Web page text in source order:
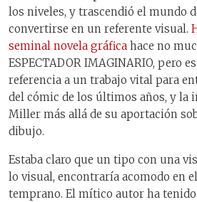
los niveles, y trascendió el mundo
convertirse en un referente visual.
seminal novela gráfica hace no
ESPECTADOR IMAGINARIO, pero
referencia a un trabajo vital para
del cómic de los últimos años, y la
Miller más allá de su aportación
dibujo.
Estaba claro que un tipo con una
lo visual, encontraría acomodo en
temprano. El mítico autor ha